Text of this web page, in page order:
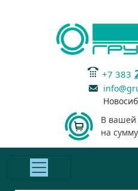
+7 383
В вашей
на